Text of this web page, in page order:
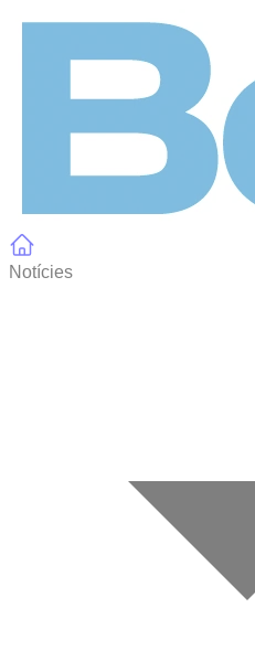
Notícies